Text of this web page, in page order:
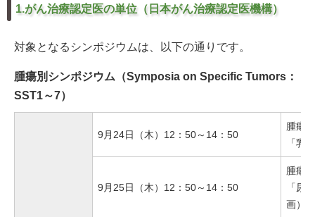
1.がん治療認定医の単位（日本がん治療認定医機構）
対象となるシンポジウムは、以下の通りです。
腫瘍別シンポジウム（Symposia on Specific Tumors：
SST1～7）
9月24日（木）12：50～14：50
腫瘍
「乳
9月25日（木）12：50～14：50
腫瘍
「尿
画）